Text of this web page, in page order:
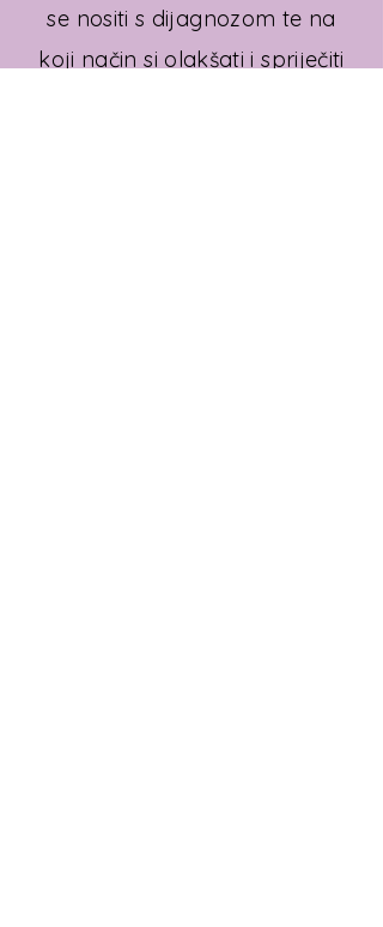
se nositi s dijagnozom te na
koji način si olakšati i spriječiti